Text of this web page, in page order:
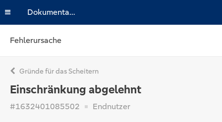
Dokumentation
Fehlerursache
Gründe für das Scheitern
Einschränkung abgelehnt
#1632401085502 Endnutzer